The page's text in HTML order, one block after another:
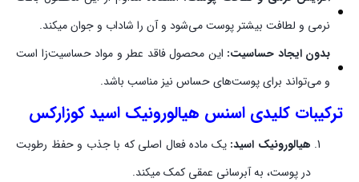
نرمی و لطافت بیشتر پوست می‌شود و آن را شاداب و جوان میکند.
بدون ایجاد حساسیت: این محصول فاقد عطر و مواد حساسیت‌زا است
و می‌تواند برای پوست‌های حساس نیز مناسب باشد.
ترکیبات کلیدی اسنس هیالورونیک اسید کوزارکس
هیالورونیک اسید: یک ماده فعال اصلی که با جذب و حفظ رطوبت
در پوست، به آبرسانی عمقی کمک میکند.